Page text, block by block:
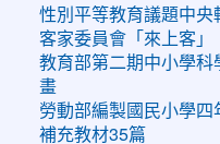
性別平等教育議題中央
客家委員會「來上客」
教育部第二期中小學科
畫
勞動部編製國民小學四
補充教材35篇